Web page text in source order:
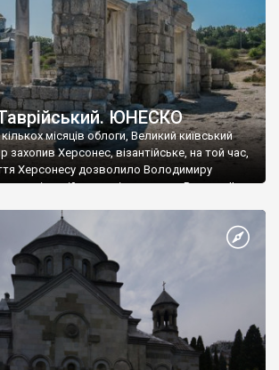
ЮНЕСКО
місяців облоги, Великий київський
захопив Херсонес, візантійське, на той час,
Херсонесу дозволило Володимиру
візантійському імператору Василю ІІ, та
язичник, став Василем-християнином.
Русі. На честь Херсонесу Таврійського